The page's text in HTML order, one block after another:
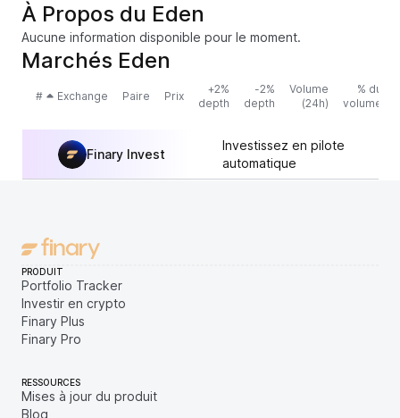
À Propos du Eden
Aucune information disponible pour le moment.
Marchés Eden
# Exchange Paire Prix
+2%
depth
-2%
depth
Volume
(24h)
% du
volume
Finary Invest
Investissez en pilote
automatique
PRODUIT
Portfolio Tracker
Investir en crypto
Finary Plus
Finary Pro
RESSOURCES
Mises à jour du produit
Blog